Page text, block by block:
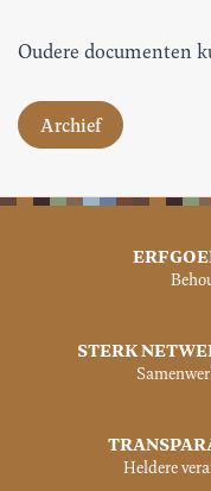
Oudere documenten
Archief
STERK
Heldere